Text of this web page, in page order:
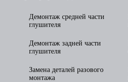
Демонтаж средней части
глушителя
Демонтаж задней части
глушителя
Замена деталей разового
монтажа